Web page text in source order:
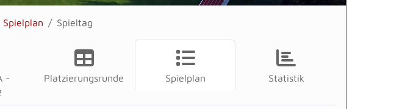
Spielplan Spieltag
-
Platzierungsrunde Spielplan Statistik